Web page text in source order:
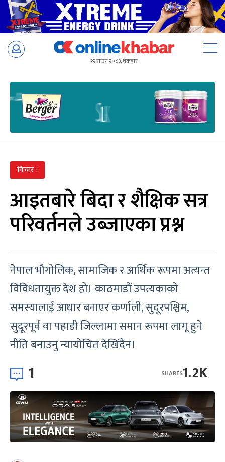
Skip
२२ साउन २०८३, शुक्रबार
विचार :
आइतबारे बिदा र शैक्षिक सत्र
परिवर्तनले उब्जाएका प्रश्न
नेपाल भौगोलिक, सामाजिक र आर्थिक रूपमा अत्यन्त
विविधतायुक्त देश हो। काठमाडौं उपत्यकाको
समस्यालाई आधार बनाएर कर्णाली, सुदूरपश्चिम,
सुदूरपूर्व वा पहाडी जिल्लामा समान रूपमा लागू हुने
नीति बनाउनु न्यायोचित देखिंदैन।
1 1.2K
SHARES